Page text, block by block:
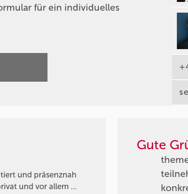
für ein individuelles
und präsenznah
und vor allem …
Gute